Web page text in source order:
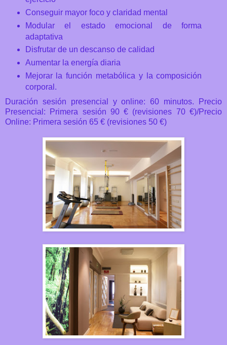
Conseguir mayor foco y claridad mental
Modular el estado emocional de forma
adaptativa
Disfrutar de un descanso de calidad
Aumentar la energía diaria
Mejorar la función metabólica y la composición
corporal.
Duración sesión presencial y online: 60 minutos.
Precio
Presencial: Primera sesión 90 € (revisiones 70 €)/Precio
Online: Primera sesión 65 € (revisiones 50 €)